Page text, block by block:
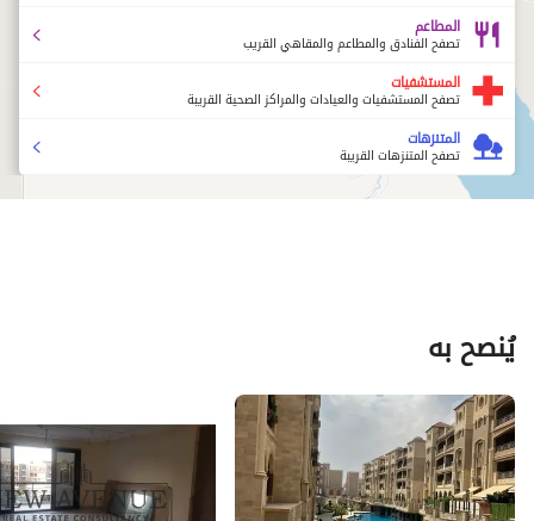
المطاعم
تصفح الفنادق والمطاعم والمقاهي القريب
المستشفيات
تصفح المستشفيات والعيادات والمراكز الصحية القريبة
المتنزهات
تصفح المتنزهات القريبة
يُنصح به